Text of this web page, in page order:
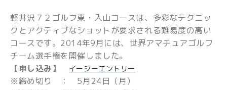
軽井沢７２ゴルフ東・入山コースは、多彩なテクニッ
クとアクティブなショットが要求される難易度の高い
コースです。2014年9月には、世界アマチュアゴルフ
チーム選手権を開催しました。
【申し込み】
イージーエントリー
※締め切り ： 5月24日（月）